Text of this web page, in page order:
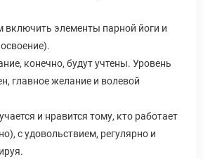
элементы парной йоги и
конечно, будут учтены. Уровень
главное желание и волевой
и нравится тому, кто работает
с удовольствием, регулярно и